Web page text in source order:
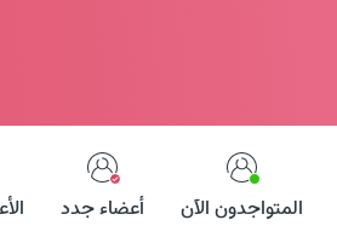
المتواجدون الآن أعضاء جدد